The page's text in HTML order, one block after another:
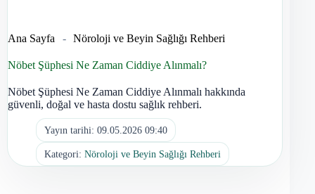
Ana Sayfa - Nöroloji ve Beyin Sağlığı Rehberi
Nöbet Şüphesi Ne Zaman Ciddiye Alınmalı?
Nöbet Şüphesi Ne Zaman Ciddiye Alınmalı hakkında
güvenli, doğal ve hasta dostu sağlık rehberi.
Yayın tarihi: 09.05.2026 09:40
Kategori: Nöroloji ve Beyin Sağlığı Rehberi